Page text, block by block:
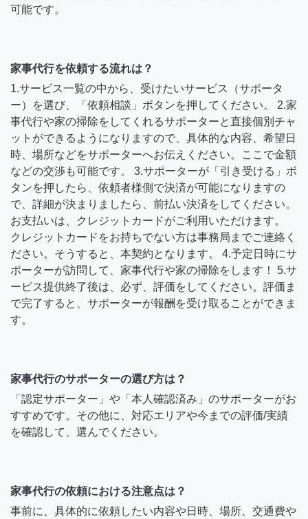
可能です。
家事代行を依頼する流れは？
1.サービス一覧の中から、受けたいサービス（サポータ
ー）を選び、「依頼相談」ボタンを押してください。 2.家
事代行や家の掃除をしてくれるサポーターと直接個別チャ
ットができるようになりますので、具体的な内容、希望日
時、場所などをサポーターへお伝えください。ここで金額
などの交渉も可能です。 3.サポーターが「引き受ける」ボ
タンを押したら、依頼者様側で決済が可能になりますの
で、詳細が決まりましたら、前払い決済をしてください。
お支払いは、クレジットカードがご利用いただけます。
クレジットカードをお持ちでない方は事務局までご連絡く
ださい。そうすると、本契約となります。 4.予定日時にサ
ポーターが訪問して、家事代行や家の掃除をします！ 5.サ
ービス提供終了後は、必ず、評価をしてください。評価ま
で完了すると、サポーターが報酬を受け取ることができま
す。
家事代行のサポーターの選び方は？
「認定サポーター」や「本人確認済み」のサポーターがお
すすめです。その他に、対応エリアや今までの評価/実績
を確認して、選んでください。
家事代行の依頼における注意点は？
事前に、具体的に依頼したい内容や日時、場所、交通費や